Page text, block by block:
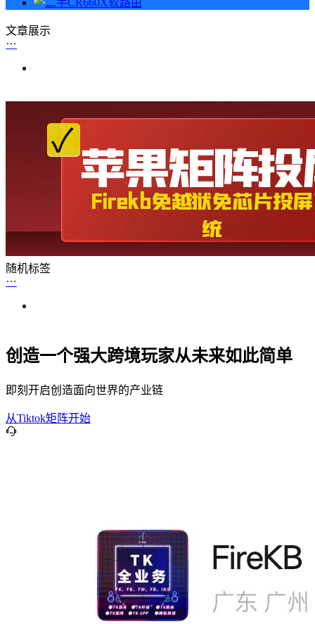
文章展示
随机标签
创造一个强大跨境玩家从未来如此简单
即刻开启创造面向世界的产业链
从Tiktok矩阵开始